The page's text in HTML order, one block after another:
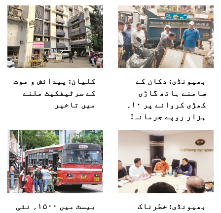
بھیونڈی: دکان کے
سامنے ہاتھ گاڑی
کھڑی کروانے پر ۱۰؍
ہزار روپے جرمانہ!
کلیان: پیدائش و موت
کے سرٹیفکیٹ ملنے
میں تاخیر
بھیونڈی: خطرناک
بیسٹ میں ۱۵۰۰؍ نئی